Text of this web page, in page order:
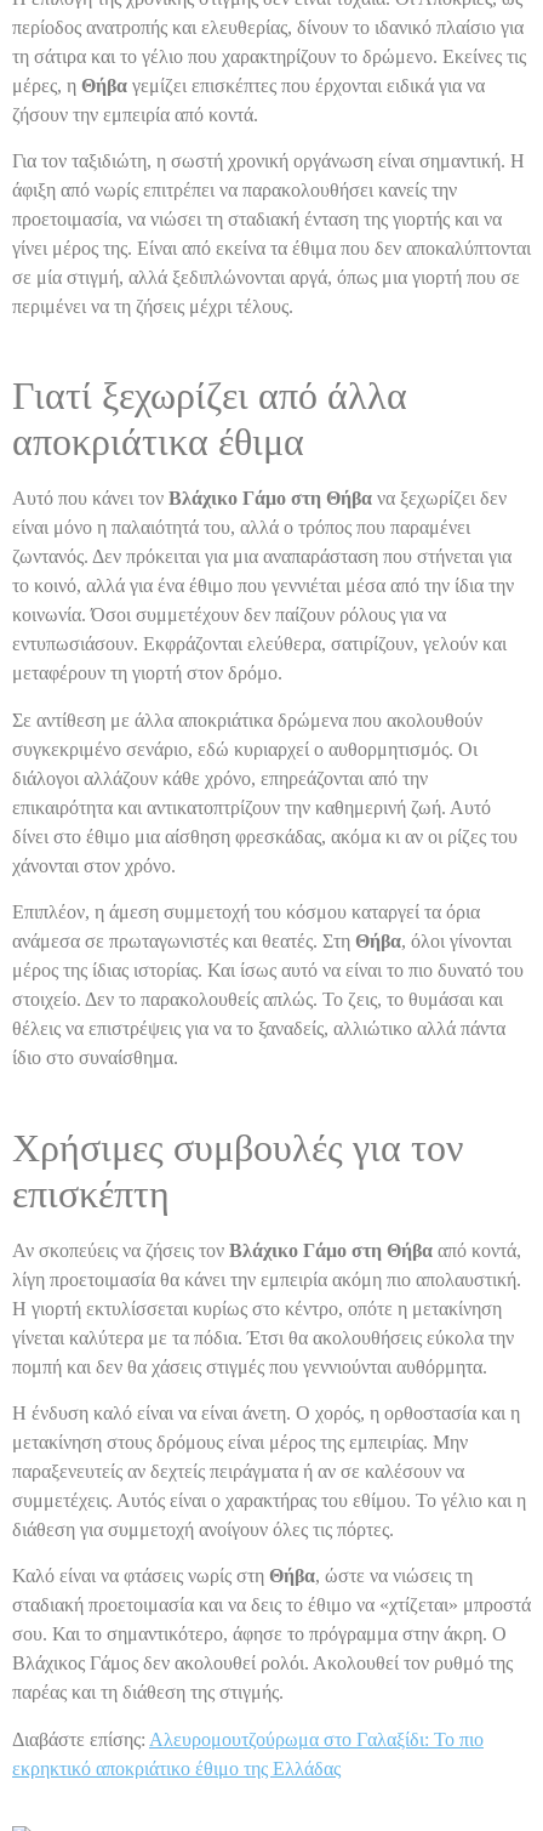
περίοδος ανατροπής και ελευθερίας, δίνουν το ιδανικό πλαίσιο για
τη σάτιρα και το γέλιο που χαρακτηρίζουν το δρώμενο. Εκείνες τις
μέρες, η Θήβα γεμίζει επισκέπτες που έρχονται ειδικά για να
ζήσουν την εμπειρία από κοντά.
Για τον ταξιδιώτη, η σωστή χρονική οργάνωση είναι σημαντική. Η
άφιξη από νωρίς επιτρέπει να παρακολουθήσει κανείς την
προετοιμασία, να νιώσει τη σταδιακή ένταση της γιορτής και να
γίνει μέρος της. Είναι από εκείνα τα έθιμα που δεν αποκαλύπτονται
σε μία στιγμή, αλλά ξεδιπλώνονται αργά, όπως μια γιορτή που σε
περιμένει να τη ζήσεις μέχρι τέλους.
Γιατί ξεχωρίζει από άλλα
αποκριάτικα έθιμα
Αυτό που κάνει τον Βλάχικο Γάμο στη Θήβα να ξεχωρίζει δεν
είναι μόνο η παλαιότητά του, αλλά ο τρόπος που παραμένει
ζωντανός. Δεν πρόκειται για μια αναπαράσταση που στήνεται για
το κοινό, αλλά για ένα έθιμο που γεννιέται μέσα από την ίδια την
κοινωνία. Όσοι συμμετέχουν δεν παίζουν ρόλους για να
εντυπωσιάσουν. Εκφράζονται ελεύθερα, σατιρίζουν, γελούν και
μεταφέρουν τη γιορτή στον δρόμο.
Σε αντίθεση με άλλα αποκριάτικα δρώμενα που ακολουθούν
συγκεκριμένο σενάριο, εδώ κυριαρχεί ο αυθορμητισμός. Οι
διάλογοι αλλάζουν κάθε χρόνο, επηρεάζονται από την
επικαιρότητα και αντικατοπτρίζουν την καθημερινή ζωή. Αυτό
δίνει στο έθιμο μια αίσθηση φρεσκάδας, ακόμα κι αν οι ρίζες του
χάνονται στον χρόνο.
Επιπλέον, η άμεση συμμετοχή του κόσμου καταργεί τα όρια
ανάμεσα σε πρωταγωνιστές και θεατές. Στη Θήβα, όλοι γίνονται
μέρος της ίδιας ιστορίας. Και ίσως αυτό να είναι το πιο δυνατό του
στοιχείο. Δεν το παρακολουθείς απλώς. Το ζεις, το θυμάσαι και
θέλεις να επιστρέψεις για να το ξαναδείς, αλλιώτικο αλλά πάντα
ίδιο στο συναίσθημα.
Χρήσιμες συμβουλές για τον
επισκέπτη
Αν σκοπεύεις να ζήσεις τον Βλάχικο Γάμο στη Θήβα από κοντά,
λίγη προετοιμασία θα κάνει την εμπειρία ακόμη πιο απολαυστική.
Η γιορτή εκτυλίσσεται κυρίως στο κέντρο, οπότε η μετακίνηση
γίνεται καλύτερα με τα πόδια. Έτσι θα ακολουθήσεις εύκολα την
πομπή και δεν θα χάσεις στιγμές που γεννιούνται αυθόρμητα.
Η ένδυση καλό είναι να είναι άνετη. Ο χορός, η ορθοστασία και η
μετακίνηση στους δρόμους είναι μέρος της εμπειρίας. Μην
παραξενευτείς αν δεχτείς πειράγματα ή αν σε καλέσουν να
συμμετέχεις. Αυτός είναι ο χαρακτήρας του εθίμου. Το γέλιο και η
διάθεση για συμμετοχή ανοίγουν όλες τις πόρτες.
Καλό είναι να φτάσεις νωρίς στη Θήβα, ώστε να νιώσεις τη
σταδιακή προετοιμασία και να δεις το έθιμο να «χτίζεται» μπροστά
σου. Και το σημαντικότερο, άφησε το πρόγραμμα στην άκρη. Ο
Βλάχικος Γάμος δεν ακολουθεί ρολόι. Ακολουθεί τον ρυθμό της
παρέας και τη διάθεση της στιγμής.
Διαβάστε επίσης: Αλευρομουτζούρωμα στο Γαλαξίδι: Το πιο
εκρηκτικό αποκριάτικο έθιμο της Ελλάδας